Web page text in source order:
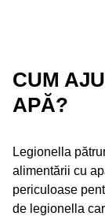
CUM
APĂ?
Legionella
alimentării cu
periculoase
de legionella